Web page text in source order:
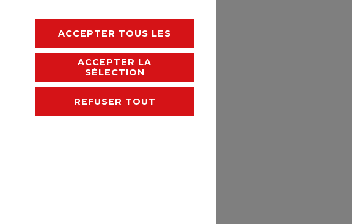
ACCEPTER TOUS LES
ACCEPTER LA
SÉLECTION
REFUSER TOUT